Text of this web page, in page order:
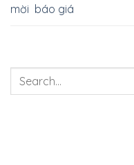
mời báo giá